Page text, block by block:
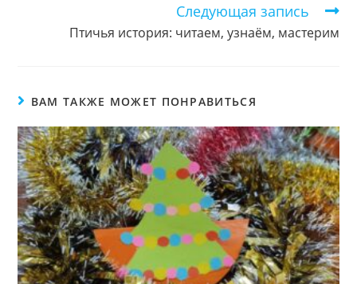
Следующая запись
Птичья история: читаем, узнаём, мастерим
ВАМ ТАКЖЕ МОЖЕТ ПОНРАВИТЬСЯ